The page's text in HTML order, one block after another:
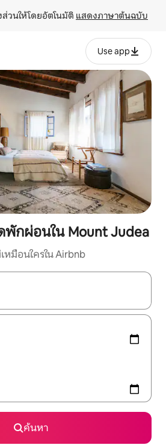
วนให้โดยอัตโนมัติ แสดงภาษาต้นฉบับ
Use app
กผ่อนใน Mount Judea
มือนใครใน Airbnb
รสัมผัสหรือปัด เพื่อสำรวจผลการค้นหา
ค้นหา